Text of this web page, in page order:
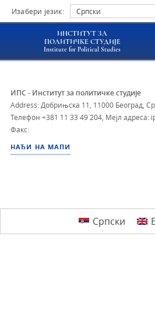
Изабери језик: Српски
ИНСТИТУТ ЗА
ПОЛИТИЧКЕ СТУДИЈЕ
Institute for Political Studies
ИПС - Институт за политичке студије
Address: Добрињска 11, 11000 Београд,
Телефон +381 11 33 49 204 Мејл адреса:
Факс:
НАЂИ НА МАПИ
Српски